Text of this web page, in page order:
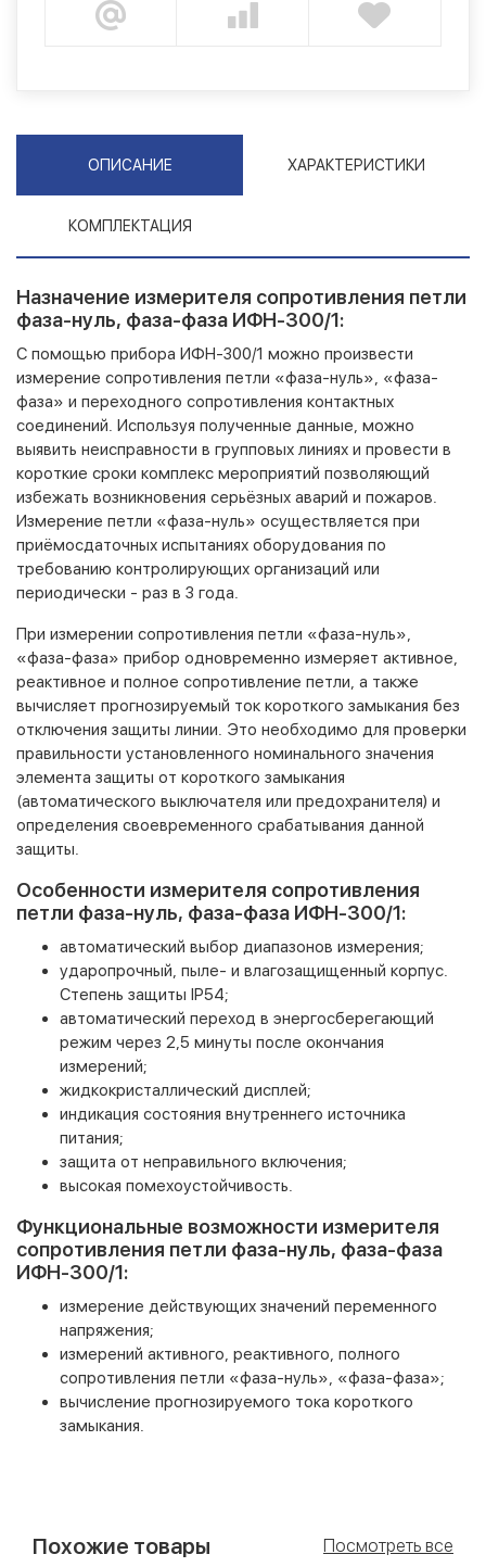
ОПИСАНИЕ ХАРАКТЕРИСТИКИ
КОМПЛЕКТАЦИЯ
Назначение измерителя сопротивления петли
фаза-нуль, фаза-фаза ИФН-300/1:
С помощью прибора ИФН-300/1 можно произвести
измерение сопротивления петли «фаза-нуль», «фаза-
фаза» и переходного сопротивления контактных
соединений. Используя полученные данные, можно
выявить неисправности в групповых линиях и провести в
короткие сроки комплекс мероприятий позволяющий
избежать возникновения серьёзных аварий и пожаров.
Измерение петли «фаза-нуль» осуществляется при
приёмосдаточных испытаниях оборудования по
требованию контролирующих организаций или
периодически - раз в 3 года.
При измерении сопротивления петли «фаза-нуль»,
«фаза-фаза» прибор одновременно измеряет активное,
реактивное и полное сопротивление петли, а также
вычисляет прогнозируемый ток короткого замыкания без
отключения защиты линии. Это необходимо для проверки
правильности установленного номинального значения
элемента защиты от короткого замыкания
(автоматического выключателя или предохранителя) и
определения своевременного срабатывания данной
защиты.
Особенности измерителя сопротивления
петли фаза-нуль, фаза-фаза ИФН-300/1:
автоматический выбор диапазонов измерения;
ударопрочный, пыле- и влагозащищенный корпус.
Степень защиты IP54;
автоматический переход в энергосберегающий
режим через 2,5 минуты после окончания
измерений;
жидкокристаллический дисплей;
индикация состояния внутреннего источника
питания;
защита от неправильного включения;
высокая помехоустойчивость.
Функциональные возможности измерителя
сопротивления петли фаза-нуль, фаза-фаза
ИФН-300/1:
измерение действующих значений переменного
напряжения;
измерений активного, реактивного, полного
сопротивления петли «фаза-нуль», «фаза-фаза»;
вычисление прогнозируемого тока короткого
замыкания.
Похожие товары Посмотреть все